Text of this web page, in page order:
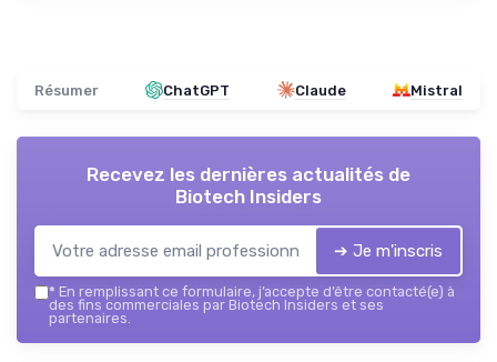
Résumer ChatGPT Claude Mistral
Recevez les dernières actualités de
Biotech Insiders
➔ Je m'inscris
* En remplissant ce formulaire, j’accepte d’être contacté(e) à
des fins commerciales par Biotech Insiders et ses
partenaires.